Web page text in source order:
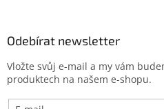
Odebírat newsletter
Vložte svůj e-mail a my vám
produktech na našem e-shopu.